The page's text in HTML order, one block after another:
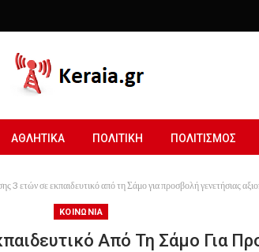
ΑΘΛΗΤΙΚΑ ΠΟΛΙΤΙΚΗ ΠΟΛΙΤΙΣΜΟΣ
3 ετών σε εκπαιδευτικό από τη Σάμο για προσβολή γενετήσιας
ΚΟΙΝΩΝΙΑ
Από Τη Σάμο Για